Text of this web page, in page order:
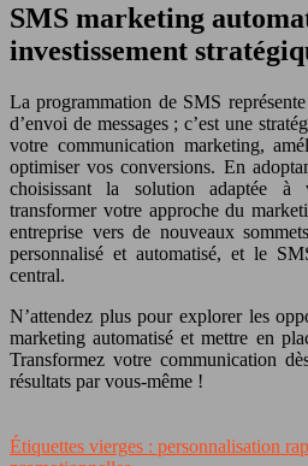
SMS marketing
investissement
La programmation de SMS
d’envoi de messages ; c’est une
votre communication marketing,
optimiser vos conversions. En
choisissant la solution adaptée à
transformer votre approche du
entreprise vers de nouveaux
personnalisé et automatisé, et le
central.
N’attendez plus pour explorer les
marketing automatisé et mettre en
Transformez votre communication
résultats par vous-même !
Étiquettes vierges : personnalisation